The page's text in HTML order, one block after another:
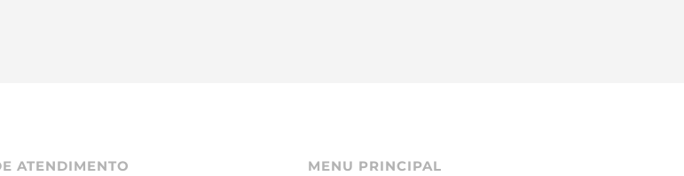
ATENDIMENTO MENU PRINCIPAL